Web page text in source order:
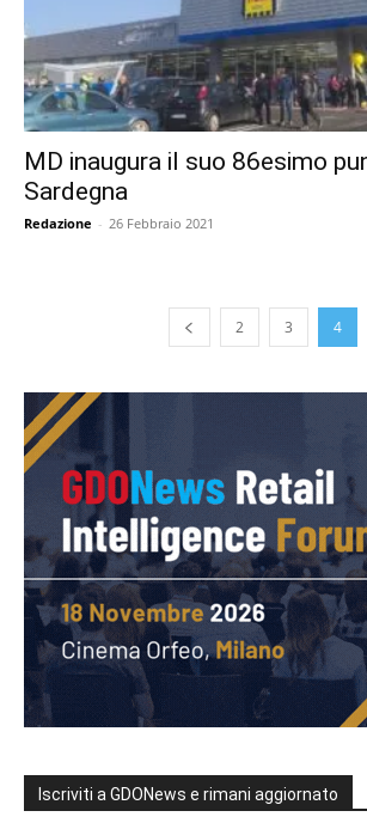
MD inaugura il suo 86esimo
Sardegna
Redazione - 26 Febbraio 2021
2 3 4
Iscriviti a GDONews e rimani aggiornato